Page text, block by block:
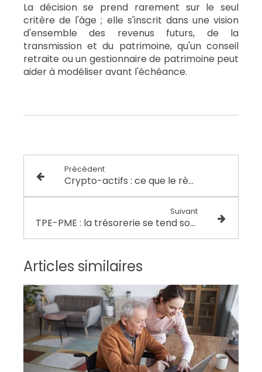
La décision se prend rarement sur le seul
critère de l'âge ; elle s'inscrit dans une vision
d'ensemble des revenus futurs, de la
transmission et du patrimoine, qu'un conseil
retraite ou un gestionnaire de patrimoine peut
aider à modéliser avant l'échéance.
Précédent
Crypto-actifs : ce que le règlement MiCA change concrètement pour les épargnants
Suivant
TPE-PME : la trésorerie se tend sous le poids des impayés
Articles similaires